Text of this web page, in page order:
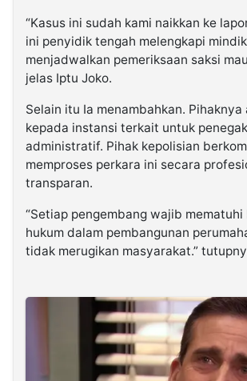
“Kasus ini sudah kami naikkan ke
ini penyidik tengah melengkapi
menjadwalkan pemeriksaan saksi
jelas Iptu Joko.
Selain itu Ia menambahkan.
kepada instansi terkait untuk
administratif. Pihak kepolisian
memproses perkara ini secara
transparan.
“Setiap pengembang wajib
hukum dalam pembangunan
tidak merugikan masyarakat.”